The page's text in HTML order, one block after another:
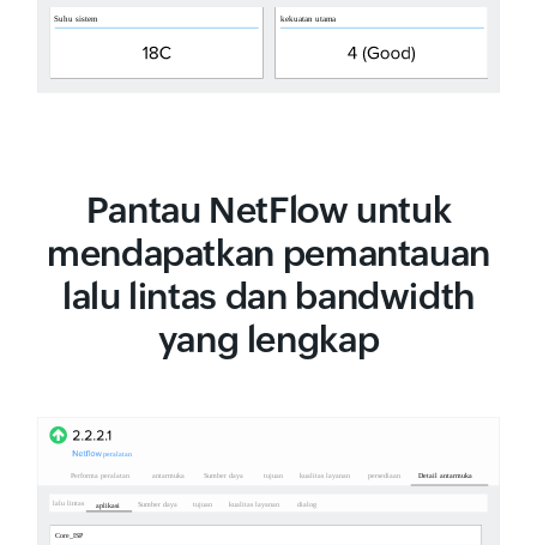
Pantau NetFlow untuk
mendapatkan pemantauan
lalu lintas dan bandwidth
yang lengkap